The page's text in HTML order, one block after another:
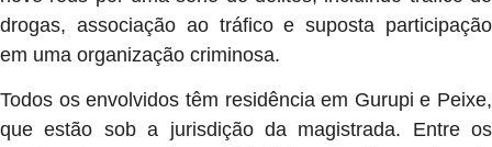
drogas, associação ao tráfico e suposta participação
em uma organização criminosa.
Todos os envolvidos têm residência em Gurupi e Peixe,
que estão sob a jurisdição da magistrada. Entre os